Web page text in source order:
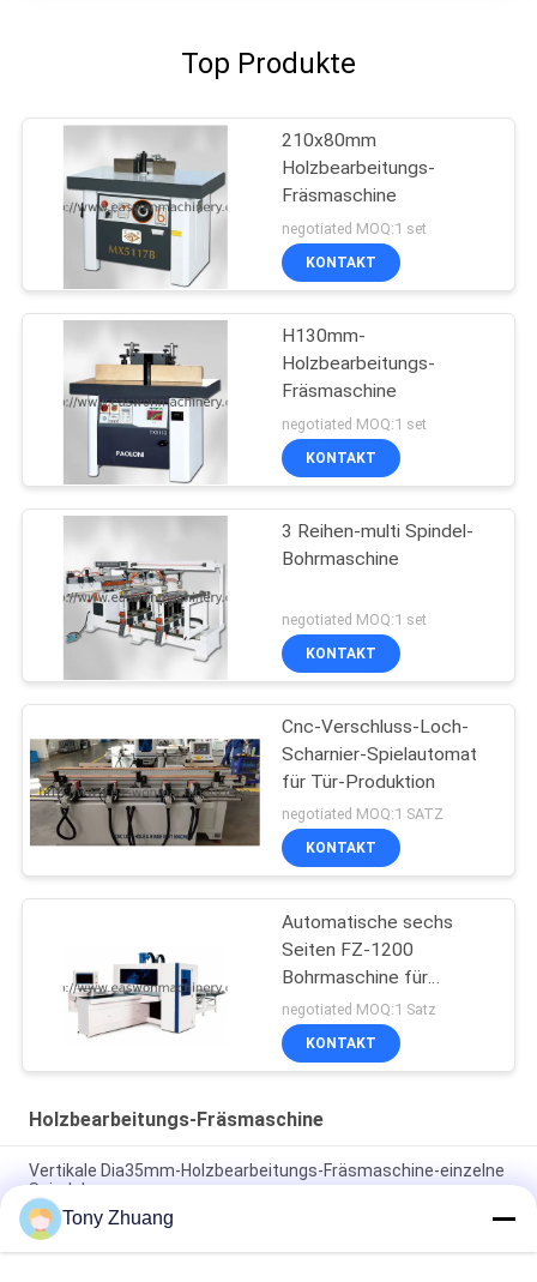
Top Produkte
210x80mm
Holzbearbeitungs-
Fräsmaschine
negotiated MOQ:1 set
KONTAKT
H130mm-
Holzbearbeitungs-
Fräsmaschine
negotiated MOQ:1 set
KONTAKT
3 Reihen-multi Spindel-
Bohrmaschine
negotiated MOQ:1 set
KONTAKT
Cnc-Verschluss-Loch-
Scharnier-Spielautomat
für Tür-Produktion
negotiated MOQ:1 SATZ
KONTAKT
Automatische sechs
Seiten FZ-1200
Bohrmaschine für
Werkstatt
negotiated MOQ:1 Satz
KONTAKT
Holzbearbeitungs-Fräsmaschine
Vertikale Dia35mm-Holzbearbeitungs-Fräsmaschine-einzelne
Spindel
Doppelt-Spindel-Fräsmaschine-Universalgebrauchs-Vertikale
Dia35mm MX5317
Tony Zhuang